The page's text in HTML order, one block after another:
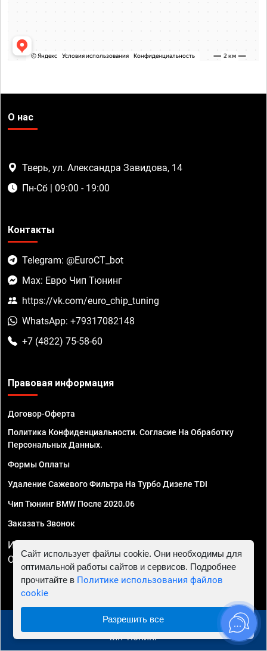
О нас
Тверь, ул. Александра Завидова, 14
Пн-Сб | 09:00 - 19:00
Контакты
Telegram: @EuroCT_bot
Max: Евро Чип Тюнинг
https://vk.com/euro_chip_tuning
WhatsApp: +79317082148
+7 (4822) 75-58-60
Правовая информация
Договор-Оферта
Политика Конфиденциальности. Согласие На Обработку
Персональных Данных.
Формы Оплаты
Удаление Сажевого Фильтра На Турбо Дизеле TDI
Чип Тюнинг BMW После 2020.06
Заказать Звонок
ИП Смирнов Георгий Павлович. ИНН 781302555843,
ОГРНИП 324470400032610
© 2010 - 2026 Чип тюнинг в Твери - Автосервис "Евро
Чип Тюнинг"
Сайт использует файлы cookie. Они необходимы для
оптимальной работы сайтов и сервисов. Подробнее
прочитайте в Политике использования файлов
cookie
Разрешить все